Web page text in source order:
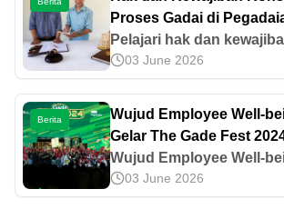
Proses Gadai di
Pelajari hak dan
dalam proses gadai di
sesuai dengan regulasi
(Otoritas Jasa
03 June 2026
Berita
Wujud Employee Well-
Gelar The Gade Fest
Wujud Employee Well-
Gelar The Gade Fest 2024
03 June 2026